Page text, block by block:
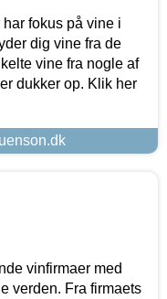
fokus på vine i
dig vine fra de
vine fra nogle af
dukker op. Klik her
vinfirmaer med
verden. Fra firmaets